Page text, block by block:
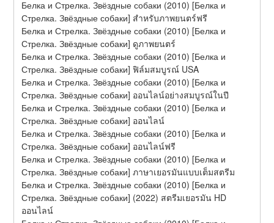
Белка и Стрелка. Звёздные собаки (2010) [Белка и
Стрелка. Звёздные собаки] สำหรับภาพยนตร์ฟรี
Белка и Стрелка. Звёздные собаки (2010) [Белка и
Стрелка. Звёздные собаки] ดูภาพยนตร์
Белка и Стрелка. Звёздные собаки (2010) [Белка и
Стрелка. Звёздные собаки] ฟิล์มสมบูรณ์ USA
Белка и Стрелка. Звёздные собаки (2010) [Белка и
Стрелка. Звёздные собаки] ออนไลน์อย่างสมบูรณ์ในปี
Белка и Стрелка. Звёздные собаки (2010) [Белка и
Стрелка. Звёздные собаки] ออนไลน์
Белка и Стрелка. Звёздные собаки (2010) [Белка и
Стрелка. Звёздные собаки] ออนไลน์ฟรี
Белка и Стрелка. Звёздные собаки (2010) [Белка и
Стрелка. Звёздные собаки] ภาษาเยอรมันแบบเต็มสตรีม
Белка и Стрелка. Звёздные собаки (2010) [Белка и
Стрелка. Звёздные собаки] (2022) สตรีมเยอรมัน HD
ออนไลน์